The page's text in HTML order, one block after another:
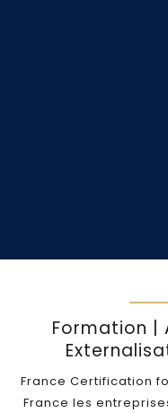
Formation |
France Certification
France les